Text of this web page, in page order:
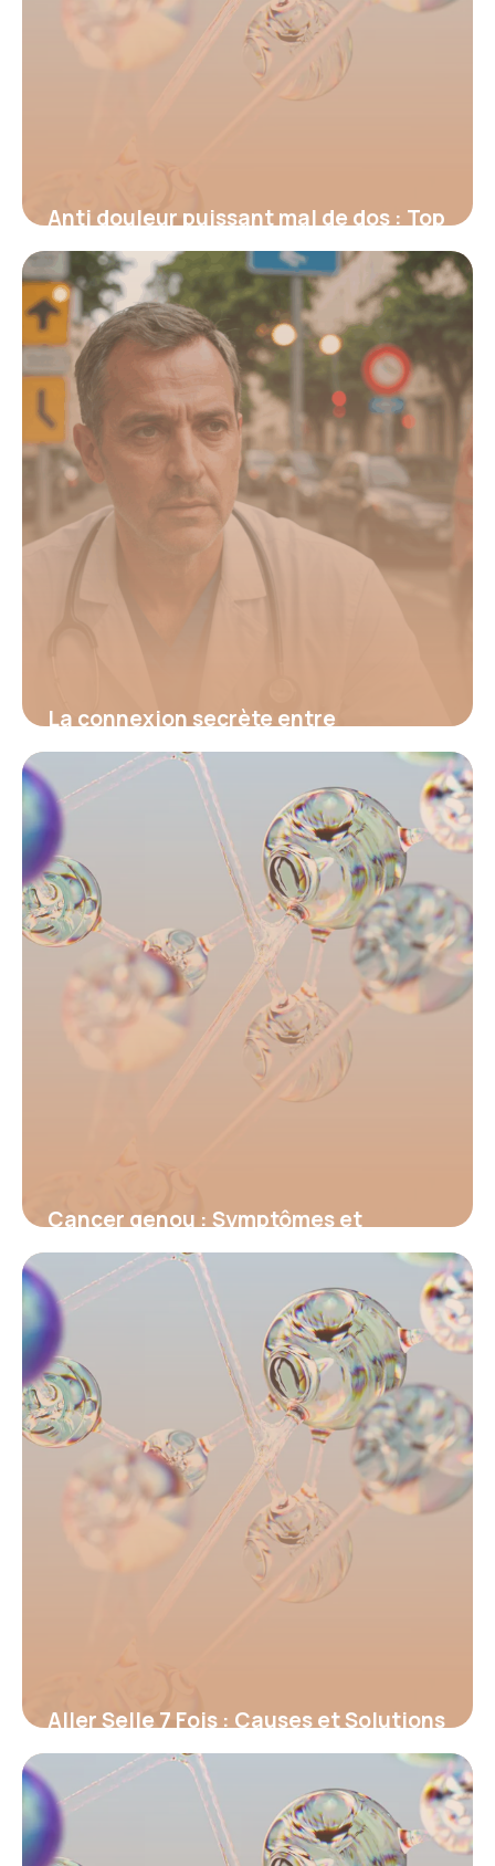
Anti douleur puissant mal de dos : Top
2026
17 juin 2026
La connexion secrète entre
hypertension et fatigue : découvrez
le signal d’alerte invisible qui menace
votre santé et comment l’identifier
avant qu’il ne soit trop tard
16 juin 2026
Cancer genou : Symptômes et
traitements
15 juin 2026
Aller Selle 7 Fois : Causes et Solutions
2026
13 juin 2026